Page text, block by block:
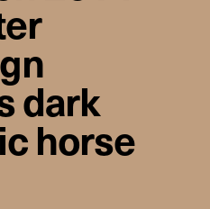
dark
horse